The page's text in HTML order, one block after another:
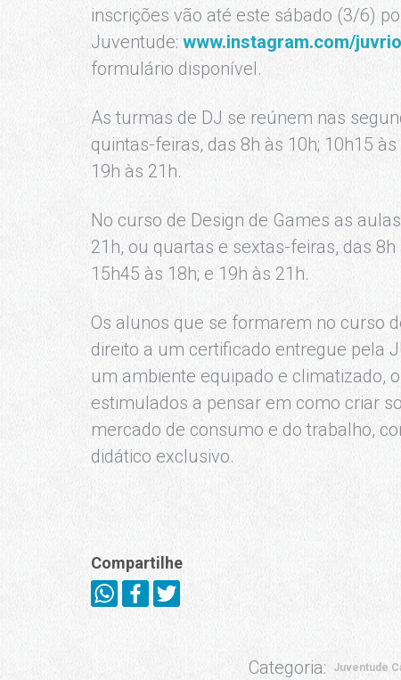
inscrições vão até este sábado (3/6)
Juventude: www.instagram.com/juvrio
formulário disponível.
As turmas de DJ se reúnem nas
quintas-feiras, das 8h às 10h; 10h15
19h às 21h.
No curso de Design de Games as
21h, ou quartas e sextas-feiras, das
15h45 às 18h; e 19h às 21h.
Os alunos que se formarem no curso
direito a um certificado entregue pela
um ambiente equipado e climatizado,
estimulados a pensar em como criar
mercado de consumo e do trabalho,
didático exclusivo.
Compartilhe
Categoria: Juventude